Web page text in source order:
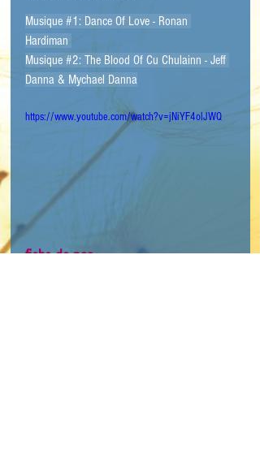
Musique #1 : Dance Of Love - Ronan
Hardiman
Musique #2: The Blood Of Cu Chulainn - Jeff
Danna & Mychael Danna
https://www.youtube.com/watch?v=jNiYF4olJWQ
fiche de pas